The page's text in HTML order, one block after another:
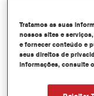
WB2075
Activator
Referência do
Tratamos as suas
nossos sites e
e fornecer conteúdo e
seus direitos de
informações, consulte